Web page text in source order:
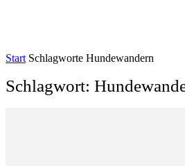
Start Schlagworte Hundewandern
Schlagwort: